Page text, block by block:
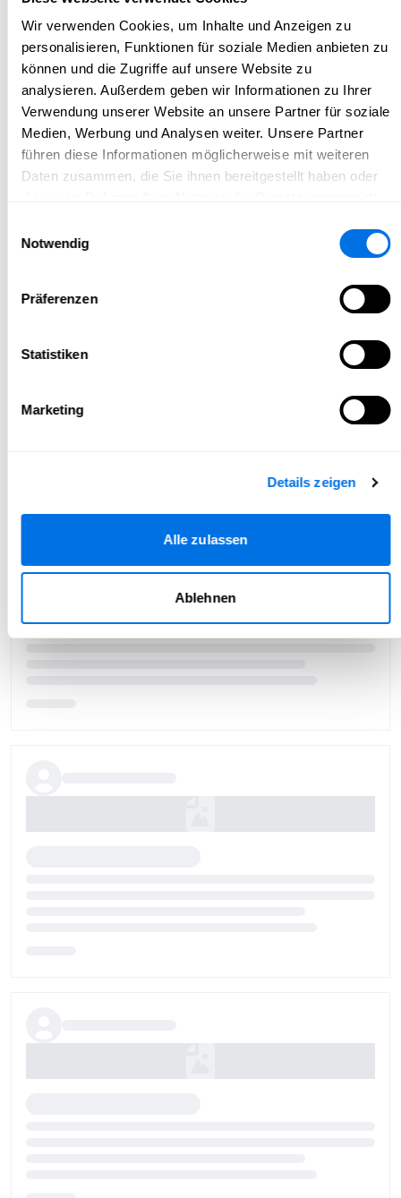
Wir verwenden Cookies, um Inhalte und Anzeigen zu
personalisieren, Funktionen für soziale Medien anbieten zu
können und die Zugriffe auf unsere Website zu
analysieren. Außerdem geben wir Informationen zu Ihrer
Verwendung unserer Website an unsere Partner für soziale
Medien, Werbung und Analysen weiter. Unsere Partner
führen diese Informationen möglicherweise mit weiteren
Daten zusammen, die Sie ihnen bereitgestellt haben oder
Notwendig
Präferenzen
Statistiken
Marketing
Details zeigen
Alle zulassen
Ablehnen